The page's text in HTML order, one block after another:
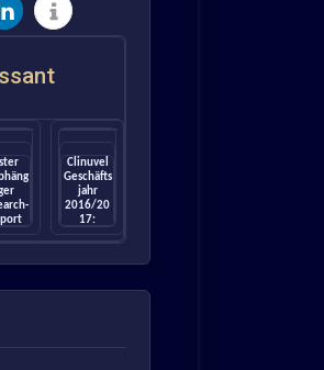
Clinuvel
Geschäfts
jahr
2016/20
17:
Umsatz
+165%,
um